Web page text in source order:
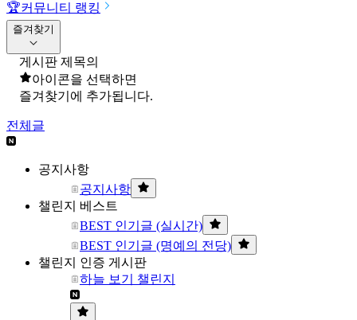
🏆커뮤니티 랭킹
즐겨찾기
게시판 제목의
아이콘을 선택하면
즐겨찾기에 추가됩니다.
전체글
공지사항
공지사항
챌린지 베스트
BEST 인기글 (실시간)
BEST 인기글 (명예의 전당)
챌린지 인증 게시판
하늘 보기 챌린지